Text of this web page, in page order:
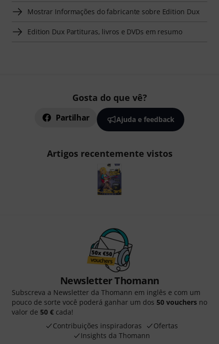
Mostrar Informações do fabricante sobre Edition Dux
Edition Dux Partituras, livros e DVDs em resumo
Gosta do que vê?
Partilhar Ajuda e feedback
Artigos recentemente vistos
Newsletter Thomann
Subscreva a Newsletter da Thomann em inglês e com um
pouco de sorte você poderá ganhar um dos 50 vouchers no
valor de 50 € cada!
Contribuições inspiradoras
Ofertas
Insights da Thomann